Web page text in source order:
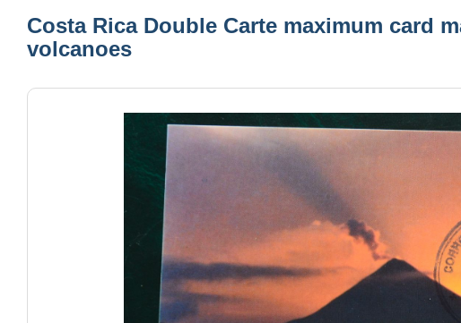
Costa Rica Double Carte maximum card
volcanoes